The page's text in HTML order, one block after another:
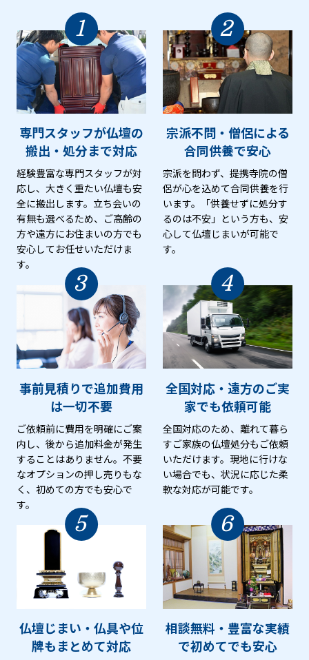
1
専門スタッフが仏壇の
搬出・処分まで対応
経験豊富な専門スタッフが対
応し、大きく重たい仏壇も安
全に搬出します。立ち会いの
有無も選べるため、ご高齢の
方や遠方にお住まいの方でも
安心してお任せいただけま
す。
2
宗派不問・僧侶による
合同供養で安心
宗派を問わず、提携寺院の僧
侶が心を込めて合同供養を行
います。「供養せずに処分す
るのは不安」という方も、安
心して仏壇じまいが可能で
す。
3
事前見積りで追加費用
は一切不要
ご依頼前に費用を明確にご案
内し、後から追加料金が発生
することはありません。不要
なオプションの押し売りもな
く、初めての方でも安心で
す。
4
全国対応・遠方のご実
家でも依頼可能
全国対応のため、離れて暮ら
すご家族の仏壇処分もご依頼
いただけます。現地に行けな
い場合でも、状況に応じた柔
軟な対応が可能です。
5
仏壇じまい・仏具や位
牌もまとめて対応
6
相談無料・豊富な実績
で初めてでも安心